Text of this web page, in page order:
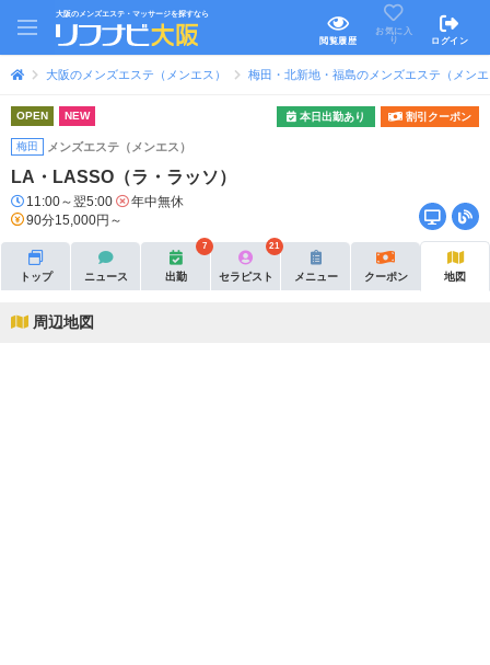
大阪のメンズエステ・マッサージを探すなら
閲覧履歴
お気に入
り
ログイン
大阪のメンズエステ（メンエス） 梅田・北新地・福島のメンズエステ（メン
OPEN NEW 本日出勤あり 割引クーポン
梅田 メンズエステ（メンエス）
LA・LASSO（ラ・ラッソ）
11:00～翌5:00
年中無休
90分15,000円～
トップ ニュース 出勤
7
セラピスト
21
メニュー クーポン 地図
周辺地図